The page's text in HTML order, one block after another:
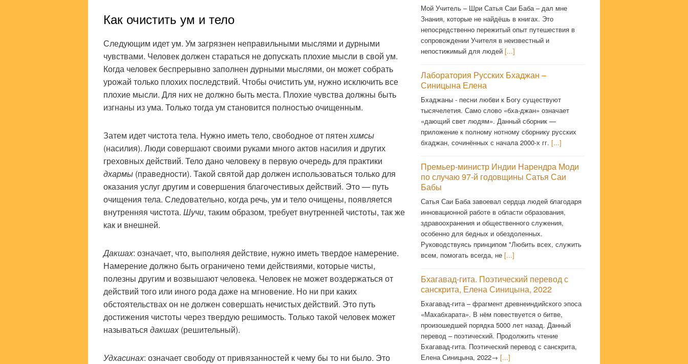
Как очистить ум и тело
Следующим идет ум. Ум загрязнен неправильными мыслями и дурными
чувствами. Человек должен стараться не допускать плохие мысли в свой ум.
Когда человек беспрерывно заполнен дурными мыслями, он может собрать
урожай только плохих последствий. Чтобы очистить ум, нужно исключить все
плохие мысли. Для них не должно быть места. Плохие чувства должны быть
изгнаны из ума. Только тогда ум становится полностью очищенным.
Затем идет чистота тела. Нужно иметь тело, свободное от пятенхимсы
(насилия). Люди совершают своими руками много актов насилия и других
греховных действий. Тело дано человеку в первую очередь для практики
дхармы (праведности). Такой святой дар должен использоваться только для
оказания услуг другим и совершения благочестивых действий. Это — путь
очищения тела. Следовательно, когда речь, ум и тело очищены, появляется
внутренняя чистота. Шучи, таким образом, требует внутренней чистоты, так же
как и внешней.
Дакшах: означает, что, выполняя действие, нужно иметь твердое намерение.
Намерение должно быть ограничено теми действиями, которые чисты,
полезны другим и возвышают человека. Человек не может воздержаться от
действий того или иного рода даже на мгновение. Но ни при каких
обстоятельствах он не должен совершать нечистых действий. Это путь
достижения чистоты через твердую решимость. Только такой человек может
называться дакшах(решительный).
Удхасинах: означает свободу от привязанностей к чему бы то ни было. Это
Мой Учитель – Шри Сатья Саи Баба – дал мне
Знания, которые не найдёшь в книгах. Это
непосредственно пережитый опыт путешествия в
сопровождении Учителя в неизвестный и
непостижимый для людей [...]
Лаборатория Русских Бхаджан –
Синицына Елена
Бхаджаны - песни любви к Богу существуют
тысячелетия. Само слово «бха-джан» означает
«дающий свет людям». Данный сборник —
приложение к полному нотному сборнику русских
бхаджан, сочинённых с начала 2000-х гг. [...]
Премьер-министр Индии Нарендра Моди
по случаю 97-й годовщины Сатья Саи
Бабы
Сатья Саи Баба завоевал сердца людей благодаря
инновационной работе в области образования,
здравоохранения и общественного служения,
особенно для бедных и обездоленных.
Руководствуясь принципом "Любить всех, служить
всем, помогать всегда, не [...]
Бхагавад-гита. Поэтический перевод с
санскрита, Елена Синицына, 2022
Бхагавад-гита – фрагмент древнеиндийского эпоса
«Махабхарата». В нём повествуется о битве,
произошедшей порядка 5000 лет назад. Данный
перевод – поэтический. Продолжить чтение
Бхагавад-гита. Поэтический перевод с санскрита,
Елена Синицына, 2022→ [...]